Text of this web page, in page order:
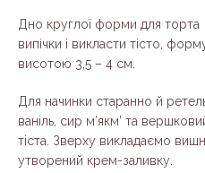
Дно круглої форми для торта
випічки і викласти тісто,
висотою 3,5 – 4 см.
Для начинки старанно й
ваніль, сир м’якм’ та
тіста. Зверху викладаємо
утворений крем-заливку.